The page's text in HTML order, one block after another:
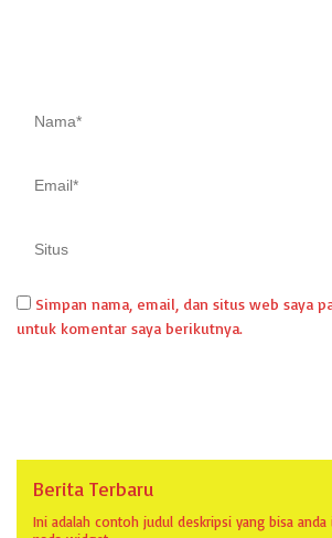
Simpan nama, email, dan situs web saya
untuk komentar saya berikutnya.
Berita Terbaru
Ini adalah contoh judul deskripsi yang bisa anda